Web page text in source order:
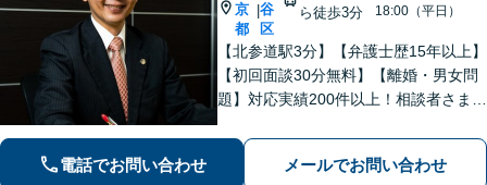
京
都
|谷
区
ら徒歩3分
18:00（平日）
【北参道駅3分】【弁護士歴15年以上】
【初回面談30分無料】【離婚・男女問
題】対応実績200件以上！相談者さまが
通事故】後遺障害等級非該当から高次
脳機能障害などの高額賠償まで解決実
電話でお問い合わせ メールでお問い合わせ